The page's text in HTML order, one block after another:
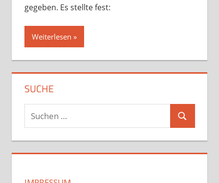
gegeben. Es stellte fest:
Weiterlesen
SUCHE
Suchen
nach:
Suchen